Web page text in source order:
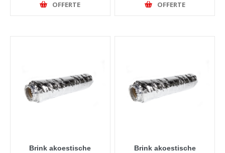
OFFERTE OFFERTE
Brink akoestische
Brink akoestische